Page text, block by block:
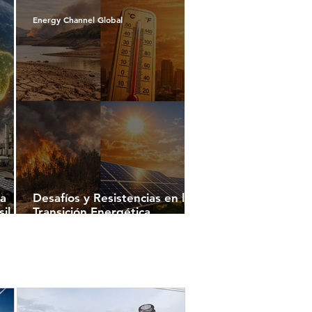
Desafíos y Resistencias en la
Transición Energética
Energy Channel Global